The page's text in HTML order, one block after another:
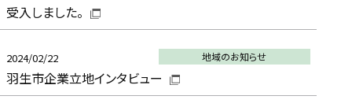
受入しました。
2024/02/22 地域のお知らせ
羽生市企業立地インタビュー